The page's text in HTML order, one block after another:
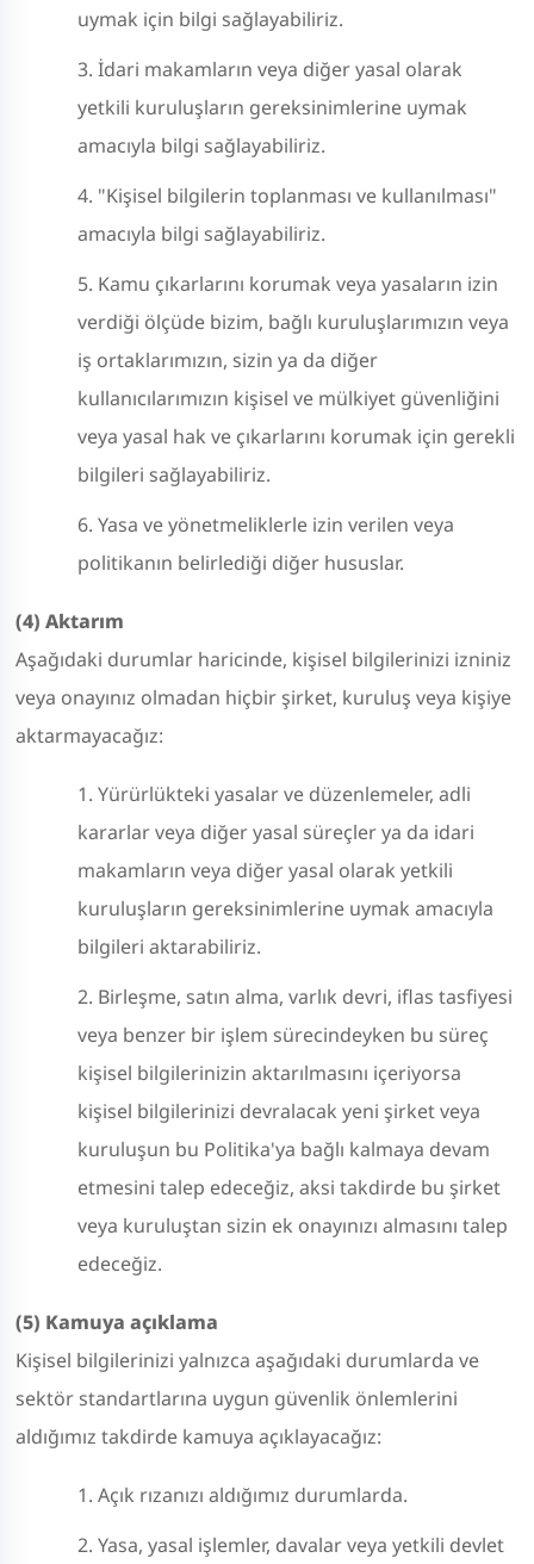
uymak için bilgi sağlayabiliriz.
İdari makamların veya diğer yasal olarak
yetkili kuruluşların gereksinimlerine uymak
amacıyla bilgi sağlayabiliriz.
"Kişisel bilgilerin toplanması ve kullanılması"
amacıyla bilgi sağlayabiliriz.
Kamu çıkarlarını korumak veya yasaların izin
verdiği ölçüde bizim, bağlı kuruluşlarımızın veya
iş ortaklarımızın, sizin ya da diğer
kullanıcılarımızın kişisel ve mülkiyet güvenliğini
veya yasal hak ve çıkarlarını korumak için gerekli
bilgileri sağlayabiliriz.
Yasa ve yönetmeliklerle izin verilen veya
politikanın belirlediği diğer hususlar.
(4) Aktarım
Aşağıdaki durumlar haricinde, kişisel bilgilerinizi izniniz
veya onayınız olmadan hiçbir şirket, kuruluş veya kişiye
aktarmayacağız:
Yürürlükteki yasalar ve düzenlemeler, adli
kararlar veya diğer yasal süreçler ya da idari
makamların veya diğer yasal olarak yetkili
kuruluşların gereksinimlerine uymak amacıyla
bilgileri aktarabiliriz.
Birleşme, satın alma, varlık devri, iflas tasfiyesi
veya benzer bir işlem sürecindeyken bu süreç
kişisel bilgilerinizin aktarılmasını içeriyorsa
kişisel bilgilerinizi devralacak yeni şirket veya
kuruluşun bu Politika'ya bağlı kalmaya devam
etmesini talep edeceğiz, aksi takdirde bu şirket
veya kuruluştan sizin ek onayınızı almasını talep
edeceğiz.
(5) Kamuya açıklama
Kişisel bilgilerinizi yalnızca aşağıdaki durumlarda ve
sektör standartlarına uygun güvenlik önlemlerini
aldığımız takdirde kamuya açıklayacağız:
Açık rızanızı aldığımız durumlarda.
Yasa, yasal işlemler, davalar veya yetkili devlet